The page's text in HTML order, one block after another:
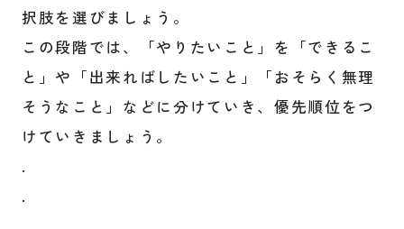
択肢を選びましょう。
この段階では、「やりたいこと」を「できるこ
と」や「出来ればしたいこと」「おそらく無理
そうなこと」などに分けていき、優先順位をつ
けていきましょう。
.
.